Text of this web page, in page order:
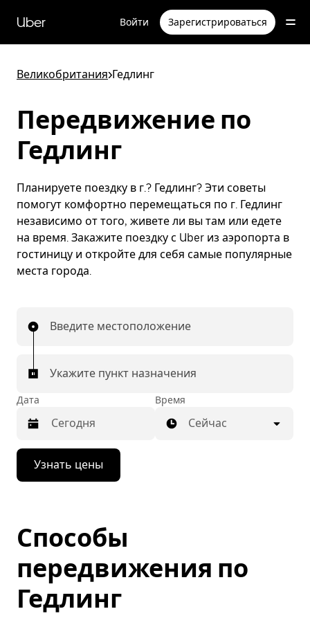
перейти
к
содержимому
Uber Войти Зарегистрироваться
Великобритания>Гедлинг
Передвижение по
Гедлинг
Планируете поездку в г.? Гедлинг? Эти советы
помогут комфортно перемещаться по г. Гедлинг
независимо от того, живете ли вы там или едете
на время. Закажите поездку с Uber из аэропорта в
гостиницу и откройте для себя самые популярные
места города.
Введите местоположение
Укажите пункт назначения
Дата
Нажмите
стрелку
вниз,
календарю
и
дату.
Чтобы
закрыть
календарь,
Время
Сейчас
Узнать цены
Способы
передвижения по
Гедлинг